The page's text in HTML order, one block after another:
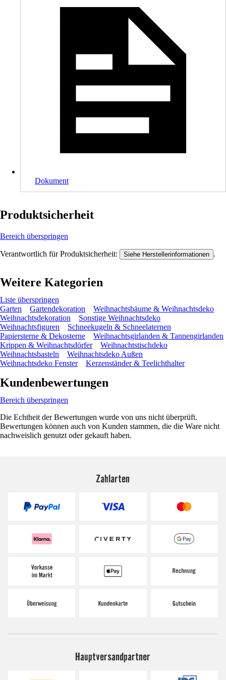
Dokument
Produktsicherheit
Bereich überspringen
Verantwortlich für Produktsicherheit: Siehe Herstellerinformationen .
Weitere Kategorien
Liste überspringen
Garten
Gartendekoration
Weihnachtsbäume & Weihnachtsdeko
Weihnachtsdekoration
Sonstige Weihnachtsdeko
Weihnachtsfiguren
Schneekugeln & Schneelaternen
Papiersterne & Dekosterne
Weihnachtsgirlanden & Tannengirlanden
Krippen & Weihnachtsdörfer
Weihnachtstischdeko
Weihnachtsbasteln
Weihnachtsdeko Außen
Weihnachtsdeko Fenster
Kerzenständer & Teelichthalter
Kundenbewertungen
Bereich überspringen
Die Echtheit der Bewertungen wurde von uns nicht überprüft.
Bewertungen können auch von Kunden stammen, die die Ware nicht
nachweislich genutzt oder gekauft haben.
Zahlarten
Hauptversandpartner